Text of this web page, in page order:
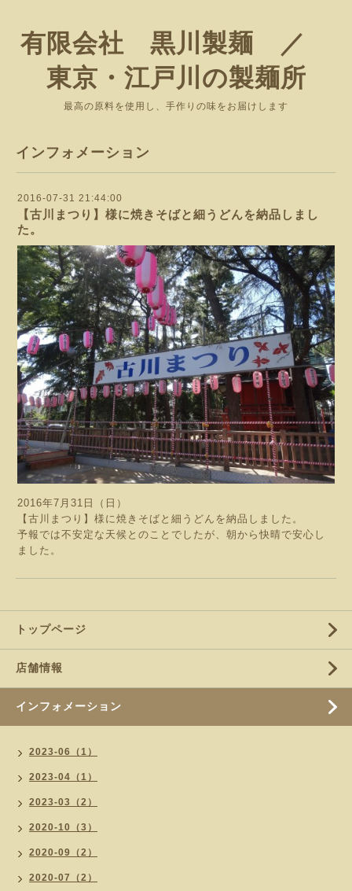
有限会社 黒川製麺 ／
東京・江戸川の製麺所
最高の原料を使用し、手作りの味をお届けします
インフォメーション
2016-07-31 21:44:00
【古川まつり】様に焼きそばと細うどんを納品しまし
た。
2016年7月31日（日）
【古川まつり】様に焼きそばと細うどんを納品しました。
予報では不安定な天候とのことでしたが、朝から快晴で安心し
ました。
トップページ
店舗情報
インフォメーション
2023-06（1）
2023-04（1）
2023-03（2）
2020-10（3）
2020-09（2）
2020-07（2）